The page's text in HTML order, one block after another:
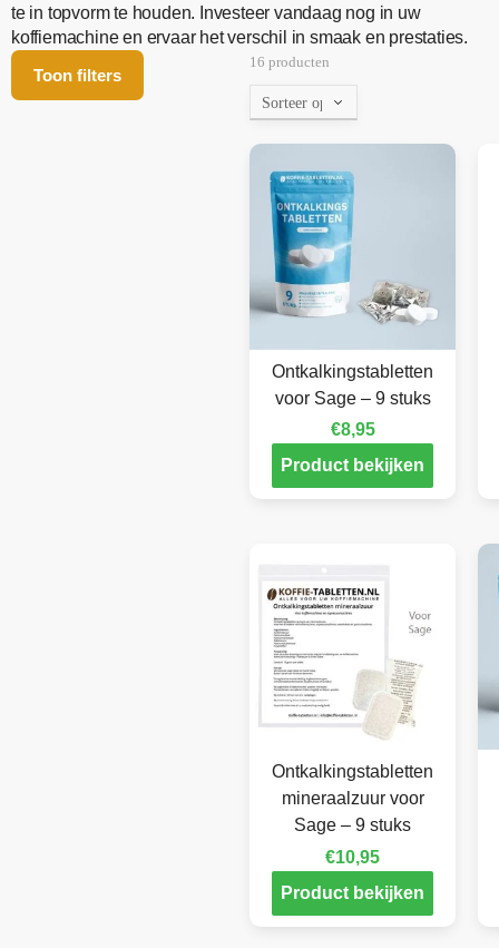
te in topvorm te houden. Investeer vandaag nog in uw
koffiemachine en ervaar het verschil in smaak en prestaties.
Toon filters
16 producten
Ontkalkingstabletten
voor Sage – 9 stuks
€8,95
Product bekijken
Ontkalkingstabletten
mineraalzuur voor
Sage – 9 stuks
€10,95
Product bekijken